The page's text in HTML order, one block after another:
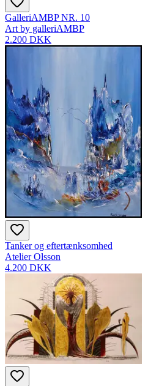
GalleriAMBP NR. 10
Art by galleriAMBP
2.200 DKK
Tanker og eftertænksomhed
Atelier Olsson
4.200 DKK